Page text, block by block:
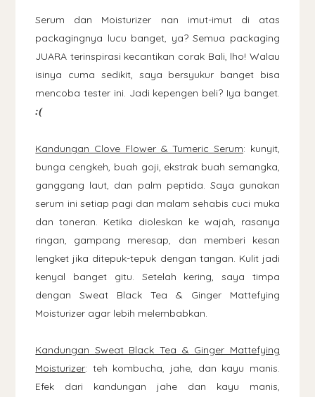
Serum dan Moisturizer nan imut-imut di atas
packagingnya lucu banget, ya? Semua packaging
JUARA terinspirasi kecantikan corak Bali, lho! Walau
isinya cuma sedikit, saya bersyukur banget bisa
mencoba tester ini. Jadi kepengen beli? Iya banget.
:(
Kandungan Clove Flower & Tumeric Serum: kunyit,
bunga cengkeh, buah goji, ekstrak buah semangka,
ganggang laut, dan palm peptida. Saya gunakan
serum ini setiap pagi dan malam sehabis cuci muka
dan toneran. Ketika dioleskan ke wajah, rasanya
ringan, gampang meresap, dan memberi kesan
lengket jika ditepuk-tepuk dengan tangan. Kulit jadi
kenyal banget gitu. Setelah kering, saya timpa
dengan Sweat Black Tea & Ginger Mattefying
Moisturizer agar lebih melembabkan.
Kandungan Sweat Black Tea & Ginger Mattefying
Moisturizer: teh kombucha, jahe, dan kayu manis.
Efek dari kandungan jahe dan kayu manis,